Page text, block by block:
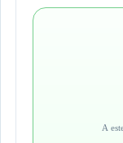
A